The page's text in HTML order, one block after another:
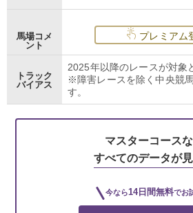
馬場コメ
ント
プレミアム
トラック
バイアス
2025年以降のレースが対象
※障害レースを除く中央競
す。
マスターコース
すべてのデータが
今なら14日間無料でお